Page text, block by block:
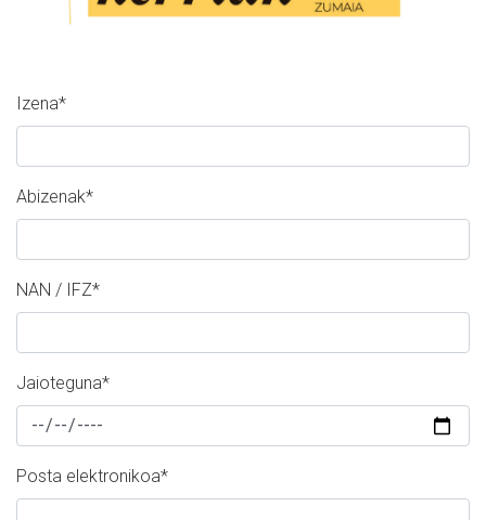
Izena*
Abizenak*
NAN / IFZ*
Jaioteguna*
Posta elektronikoa*